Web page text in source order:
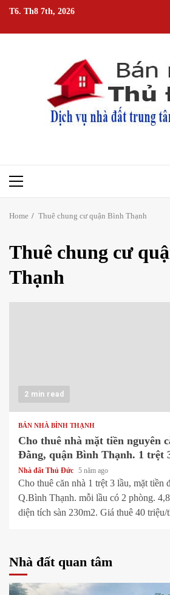
Skip
content
T6. Th8 7th, 2026
Primary
Home Thuê chung cư quận Bình Thạnh
Thuê chung cư
Thạnh
2 min read
BÁN NHÀ BÌNH THẠNH
Cho thuê nhà mặt tiền nguyên
Đằng, quận Bình Thạnh. 1 trệt
Nhà đất Thủ Đức 5 năm ago
Cho thuê căn nhà 1 trệt 3 lầu, mặt tiền
Q.Bình Thạnh. mỗi lầu có 2 phòng.
diện tích sàn 230m2. Giá thuê 40 triệu/
Nhà đất quan tâm